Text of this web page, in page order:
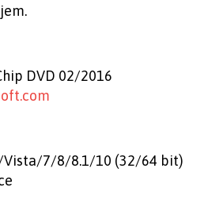
DVD 02/2016
Vista/7/8/8.1/10 (32/64 bit)